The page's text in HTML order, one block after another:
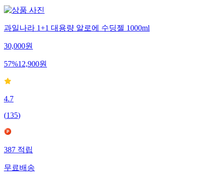
과일나라 1+1 대용량 알로에 수딩젤 1000ml
30,000원
57%12,900원
4.7
(135)
387적립
무료배송